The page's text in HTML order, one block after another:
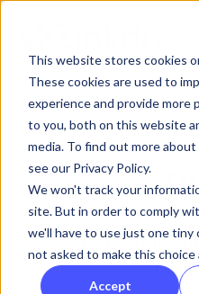
This website stores cookies
These cookies are used to
experience and provide more
to you, both on this website
media. To find out more
see our Privacy Policy.
We won't track your
site. But in order to comply
we'll have to use just one tiny
not asked to make this choice
Accept
Descubre todo